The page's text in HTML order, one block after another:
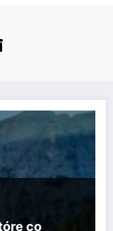
tłumy
co